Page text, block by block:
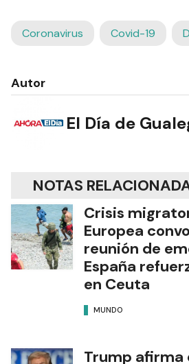
Coronavirus Covid-19
Autor
El Día de
NOTAS
Crisis
Europea
reunión de
España
en Ceuta
MUNDO
Trump afirma